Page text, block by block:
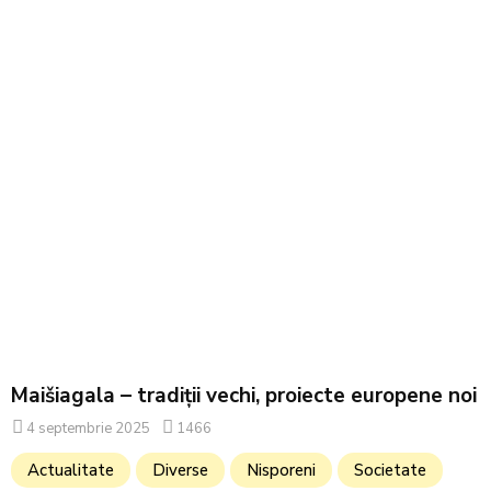
Maišiagala – tradiții vechi, proiecte europene noi
4 septembrie 2025 1466
Actualitate Diverse Nisporeni Societate